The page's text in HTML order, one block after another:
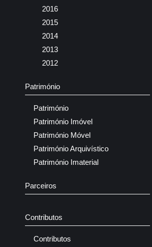
2016
2015
2014
2013
2012
Património
Património
Património Imóvel
Património Móvel
Património Arquivístico
Património Imaterial
Parceiros
Contributos
Contributos